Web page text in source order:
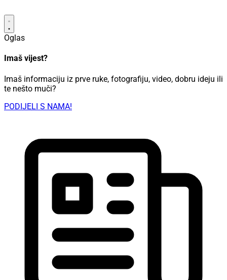
Oglas
Imaš vijest?
Imaš informaciju iz prve ruke, fotografiju, video, dobru ideju ili
te nešto muči?
PODIJELI S NAMA!